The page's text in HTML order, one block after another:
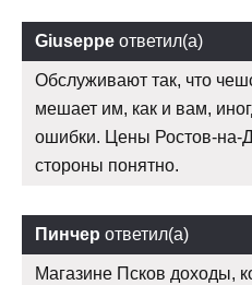
Giuseppe ответил(а)
Обслуживают так, что
мешает им, как и вам,
ошибки. Цены Ростов-на-
стороны понятно.
Пинчер ответил(а)
Магазине Псков доходы,